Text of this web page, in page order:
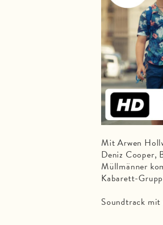
Mit Arwen
Deniz Cooper,
Müllmänner
Kabarett-
Soundtrack mit